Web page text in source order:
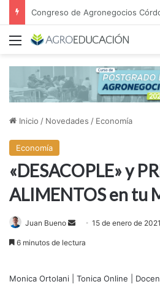
Menú
Inicio / Novedades / Economía
Economía
«DESACOPLE» y
ALIMENTOS en tu
Juan Bueno
Send15 de enero de 2021
6 minutos de lectura
Monica Ortolani | Tonica Online |